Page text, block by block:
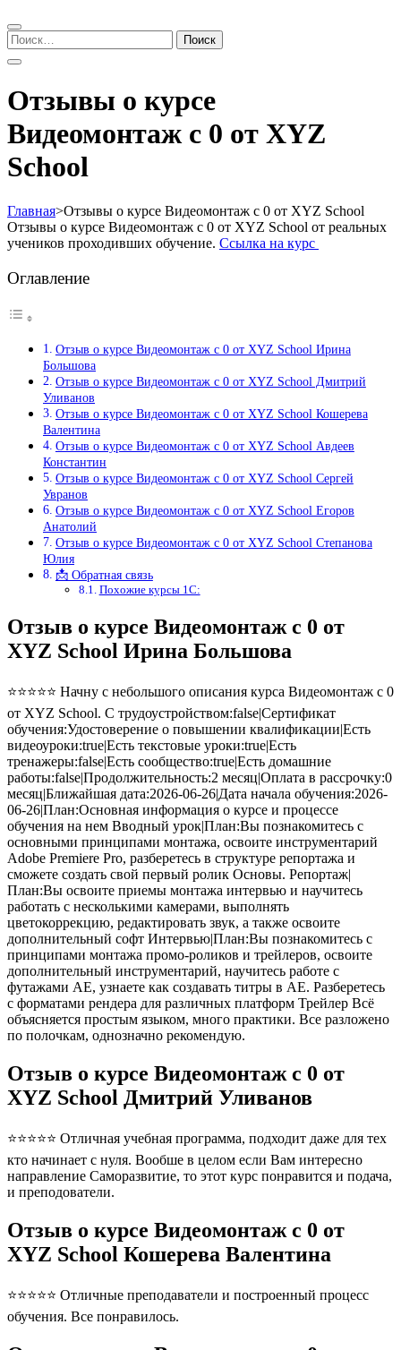
Найти:
Отзывы о курсе
Видеомонтаж с 0 от XYZ
School
Главная>Отзывы о курсе Видеомонтаж с 0 от XYZ School
Отзывы о курсе Видеомонтаж с 0 от XYZ School от реальных
учеников проходивших обучение. Ссылка на курс
Оглавление
Отзыв о курсе Видеомонтаж с 0 от XYZ School Ирина
Большова
Отзыв о курсе Видеомонтаж с 0 от XYZ School Дмитрий
Уливанов
Отзыв о курсе Видеомонтаж с 0 от XYZ School Кошерева
Валентина
Отзыв о курсе Видеомонтаж с 0 от XYZ School Авдеев
Константин
Отзыв о курсе Видеомонтаж с 0 от XYZ School Сергей
Увранов
Отзыв о курсе Видеомонтаж с 0 от XYZ School Егоров
Анатолий
Отзыв о курсе Видеомонтаж с 0 от XYZ School Степанова
Юлия
📩 Обратная связь
Похожие курсы 1С:
Отзыв о курсе Видеомонтаж с 0 от
XYZ School Ирина Большова
⭐⭐⭐⭐⭐ Начну с небольшого описания курса Видеомонтаж с 0
от XYZ School. С трудоустройством:false|Сертификат
обучения:Удостоверение о повышении квалификации|Есть
видеоуроки:true|Есть текстовые уроки:true|Есть
тренажеры:false|Есть сообщество:true|Есть домашние
работы:false|Продолжительность:2 месяц|Оплата в рассрочку:0
месяц|Ближайшая дата:2026-06-26|Дата начала обучения:2026-
06-26|План:Основная информация о курсе и процессе
обучения на нем Вводный урок|План:Вы познакомитесь с
основными принципами монтажа, освоите инструментарий
Adobe Premiere Pro, разберетесь в структуре репортажа и
сможете создать свой первый ролик Основы. Репортаж|
План:Вы освоите приемы монтажа интервью и научитесь
работать с несколькими камерами, выполнять
цветокоррекцию, редактировать звук, а также освоите
дополнительный софт Интервью|План:Вы познакомитесь с
принципами монтажа промо-роликов и трейлеров, освоите
дополнительный инструментарий, научитесь работе с
футажами AE, узнаете как создавать титры в AE. Разберетесь
с форматами рендера для различных платформ Трейлер Всё
объясняется простым языком, много практики. Все разложено
по полочкам, однозначно рекомендую.
Отзыв о курсе Видеомонтаж с 0 от
XYZ School Дмитрий Уливанов
⭐⭐⭐⭐⭐ Отличная учебная программа, подходит даже для тех
кто начинает с нуля. Вообше в целом если Вам интересно
направление Саморазвитие, то этот курс понравится и подача,
и преподователи.
Отзыв о курсе Видеомонтаж с 0 от
XYZ School Кошерева Валентина
⭐⭐⭐⭐⭐ Отличные преподаватели и построенный процесс
обучения. Все понравилось.